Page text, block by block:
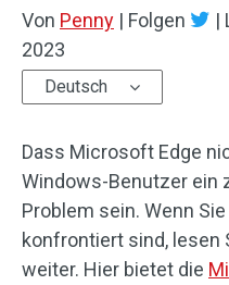
Von Penny | Folgen |
2023
Deutsch
Dass Microsoft Edge
Windows-Benutzer ein
Problem sein. Wenn
konfrontiert sind, lesen
weiter. Hier bietet die